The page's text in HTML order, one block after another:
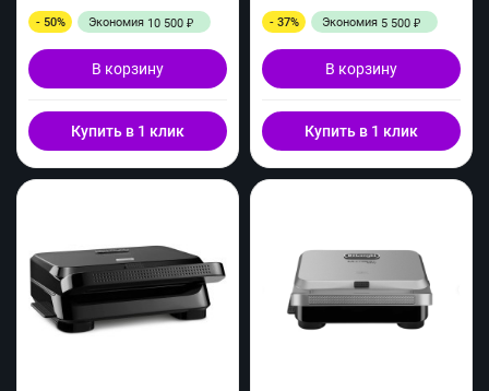
- 50% Экономия 10 500 ₽
В корзину
Купить в 1 клик
- 37% Экономия 5 500 ₽
В корзину
Купить в 1 клик